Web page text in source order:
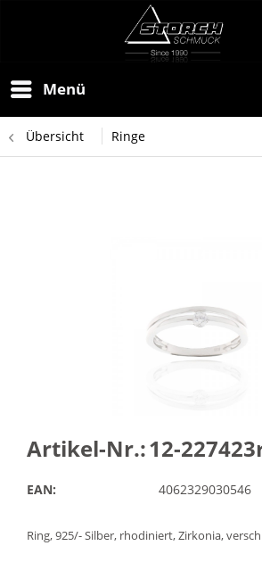
Menü
Übersicht Ringe
Artikel-Nr.:12-
EAN: 4062329030546
Ring, 925/- Silber, rhodiniert, Zirkonia,